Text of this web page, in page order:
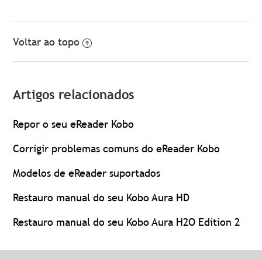
Voltar ao topo
Artigos relacionados
Repor o seu eReader Kobo
Corrigir problemas comuns do eReader Kobo
Modelos de eReader suportados
Restauro manual do seu Kobo Aura HD
Restauro manual do seu Kobo Aura H2O Edition 2